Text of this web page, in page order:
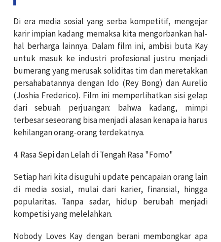
Di era media sosial yang serba kompetitif, mengejar
karir impian kadang memaksa kita mengorbankan hal-
hal berharga lainnya. Dalam film ini, ambisi buta Kay
untuk masuk ke industri profesional justru menjadi
bumerang yang merusak soliditas tim dan meretakkan
persahabatannya dengan Ido (Rey Bong) dan Aurelio
(Joshia Frederico). Film ini memperlihatkan sisi gelap
dari sebuah perjuangan: bahwa kadang, mimpi
terbesar seseorang bisa menjadi alasan kenapa ia harus
kehilangan orang-orang terdekatnya.
4. Rasa Sepi dan Lelah di Tengah Rasa "Fomo"
Setiap hari kita disuguhi update pencapaian orang lain
di media sosial, mulai dari karier, finansial, hingga
popularitas. Tanpa sadar, hidup berubah menjadi
kompetisi yang melelahkan.
Nobody Loves Kay dengan berani membongkar apa